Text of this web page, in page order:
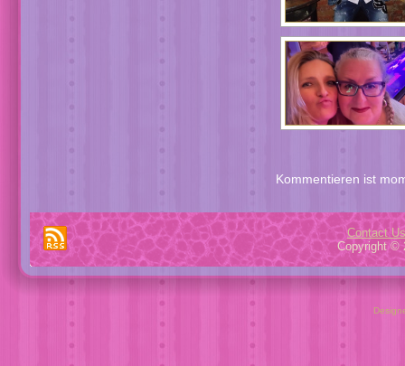
Kommentieren ist
Contact Us
Copyright ©